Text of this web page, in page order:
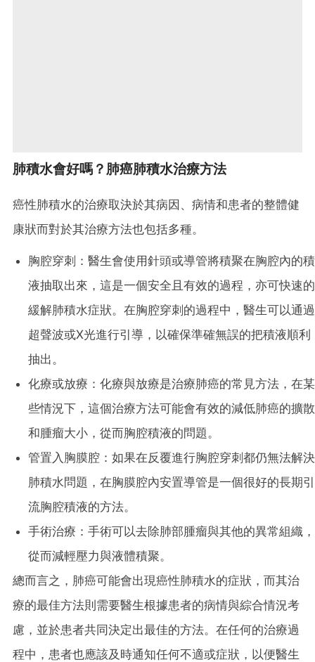
肺積水會好嗎？肺癌肺積水治療方法
癌性肺積水的治療取決於其病因、病情和患者的整體健
康狀而對於其治療方法也包括多種。
胸腔穿刺：醫生會使用針頭或導管將積聚在胸腔內的積
液抽取出來，這是一個安全且有效的過程，亦可快速的
緩解肺積水症狀。在胸腔穿刺的過程中，醫生可以通過
超聲波或X光進行引導，以確保準確無誤的把積液順利
抽出。
化療或放療：化療與放療是治療肺癌的常見方法，在某
些情況下，這個治療方法可能會有效的減低肺癌的擴散
和腫瘤大小，從而胸腔積液的問題。
管置入胸膜腔：如果在反覆進行胸腔穿刺都仍無法解決
肺積水問題，在胸膜腔內安置導管是一個很好的長期引
流胸腔積液的方法。
手術治療：手術可以去除肺部腫瘤與其他的異常組織，
從而減輕壓力與液體積聚。
總而言之，肺癌可能會出現癌性肺積水的症狀，而其治
療的最佳方法則需要醫生根據患者的病情與綜合情況考
慮，並於患者共同決定出最佳的方法。在任何的治療過
程中，患者也應該及時通知任何不適或症狀，以便醫生